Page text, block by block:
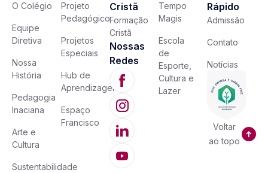
O Colégio
Equipe
Diretiva
Nossa
História
Pedagogia
Inaciana
Arte e
Cultura
Sustentabilidade
Projeto
Pedagógico
Projetos
Especiais
Hub de
Aprendizagem
Espaço
Francisco
Cristã
Formação
Cristã
Nossas
Redes
Tempo
Magis
Escola
de
Esporte,
Cultura e
Lazer
Rápido
Admissão
Contato
Notícias
Voltar
ao topo